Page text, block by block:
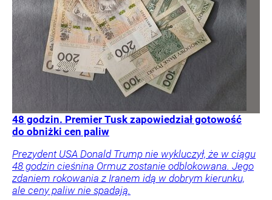
48 godzin. Premier Tusk zapowiedział gotowość
do obniżki cen paliw
Prezydent USA Donald Trump nie wykluczył, że w ciągu
48 godzin cieśnina Ormuz zostanie odblokowana. Jego
zdaniem rokowania z Iranem idą w dobrym kierunku,
ale ceny paliw nie spadają.